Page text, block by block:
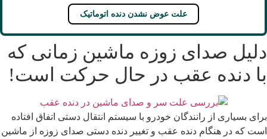
علت عوض نشدن دنده اتوماتیک
صدای زوزه ماشین زمانی که
دنده عقب در حال حرکت است!
بسیاری از رانندگان خودرو با سیستم انتقال دستی اتفاق افتاده
که در هنگام دنده عقب و تغییر دنده دستی صدای زوزه از ماشین